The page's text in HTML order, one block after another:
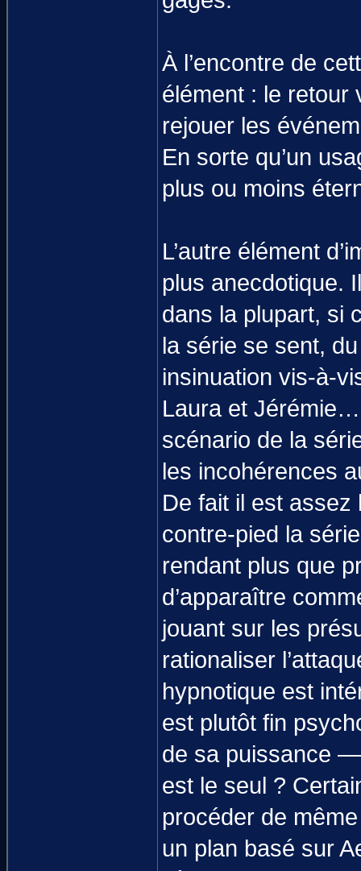
À l’encontre de
élément : le retour
rejouer les
En sorte qu’un
plus ou moins
L’autre élément
plus anecdotique.
dans la plupart, si
la série se sent,
insinuation vis-à-
Laura et
scénario de la
les incohérences
De fait il est
contre-pied la
rendant plus que
d’apparaître
jouant sur les
rationaliser
hypnotique est
est plutôt fin
de sa puissance —
est le seul ?
procéder de
un plan basé sur